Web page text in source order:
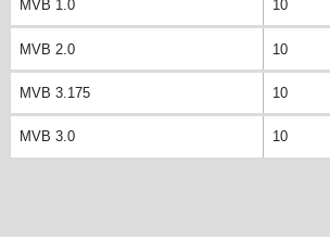
MVB 1.0 10
MVB 2.0 10
MVB 3.175 10
MVB 3.0 10